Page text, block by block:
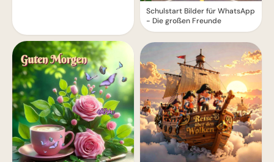
Schulstart Bilder für WhatsApp
- Die großen Freunde